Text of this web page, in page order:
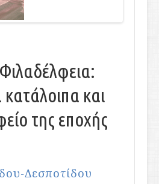
κατάλοιπα και
της εποχής
Δεσποτίδου